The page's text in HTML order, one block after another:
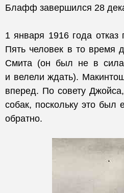
Блафф завершился 28
1 января 1916 года отказ
Пять человек в то время
Смита (он был не в
и велели ждать).
вперед. По совету
собак, поскольку это был
обратно.